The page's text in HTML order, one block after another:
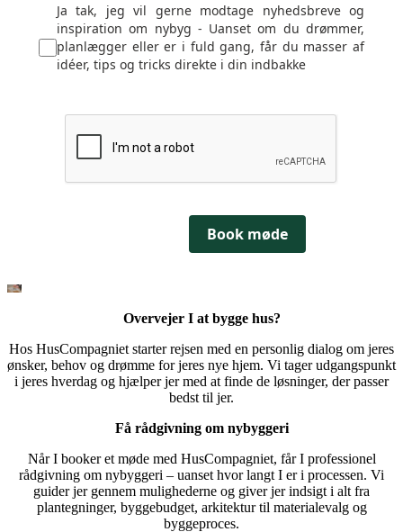
Ja tak, jeg vil gerne modtage nyhedsbreve og
inspiration om nybyg - Uanset om du drømmer,
planlægger eller er i fuld gang, får du masser af
idéer, tips og tricks direkte i din indbakke
Book møde
Overvejer I at bygge hus?
Hos HusCompagniet starter rejsen med en personlig dialog om jeres
ønsker, behov og drømme for jeres nye hjem. Vi tager udgangspunkt
i jeres hverdag og hjælper jer med at finde de løsninger, der passer
bedst til jer.
Få rådgivning om nybyggeri
Når I booker et møde med HusCompagniet, får I professionel
rådgivning om nybyggeri – uanset hvor langt I er i processen. Vi
guider jer gennem mulighederne og giver jer indsigt i alt fra
plantegninger, byggebudget, arkitektur til materialevalg og
byggeproces.